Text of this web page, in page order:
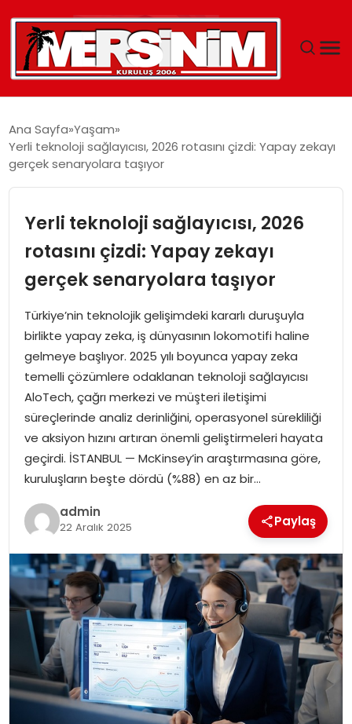
YAŞAM
EĞITIM
SPOR
EKONOMI
MAGAZIN
DÜNYA
OTOMOBIL
Ana Sayfa Yaşam
Yerli teknoloji sağlayıcısı, 2026 rotasını çizdi: Yapay zekayı
gerçek senaryolara taşıyor
Yerli teknoloji sağlayıcısı, 2026
rotasını çizdi: Yapay zekayı
gerçek senaryolara taşıyor
Türkiye’nin teknolojik gelişimdeki kararlı duruşuyla
birlikte yapay zeka, iş dünyasının lokomotifi haline
gelmeye başlıyor. 2025 yılı boyunca yapay zeka
temelli çözümlere odaklanan teknoloji sağlayıcısı
AloTech, çağrı merkezi ve müşteri iletişimi
süreçlerinde analiz derinliğini, operasyonel sürekliliği
ve aksiyon hızını artıran önemli geliştirmeleri hayata
geçirdi. İSTANBUL — McKinsey’in araştırmasına göre,
kuruluşların beşte dördü (%88) en az bir…
admin
22 Aralık 2025 Paylaş